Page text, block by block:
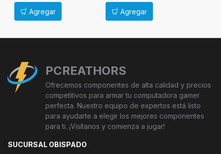
Agregar Agregar
PCREATHORS
Ofrecemos componentes de alta calidad y precios
competitivos para armar tu computadora gamer
perfecta. Nuestro equipo de expertos está listo
para ayudarte a elegir los mejores componentes
para ti. ¡Visítanos y comienza a jugar!
SUCURSAL OBISPADO